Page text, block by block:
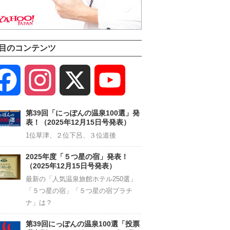
のコンテンツ
Facebook Instagram
Channel
第39回「にっぽんの温泉100選」発
表！（2025年12月15日号発表）
1位草津、２位下呂、３位道後
2025年度「５つ星の宿」発表！
（2025年12月15日号発表）
最新の「人気温泉旅館ホテル250選」
「５つ星の宿」「５つ星の宿プラチ
ナ」は？
第39回にっぽんの温泉100選「投票